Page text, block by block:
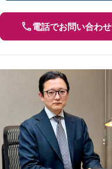
電話でお問い合わせ